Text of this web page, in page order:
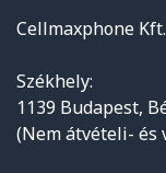
Cellmaxphone Kft.
Székhely:
1139 Budapest,
(Nem átvételi- és